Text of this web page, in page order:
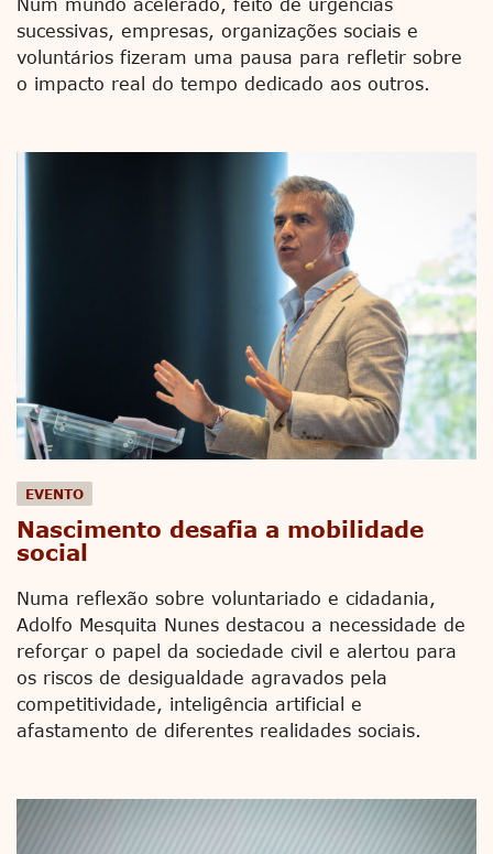
Num mundo acelerado, feito de urgências
sucessivas, empresas, organizações sociais e
voluntários fizeram uma pausa para refletir sobre
o impacto real do tempo dedicado aos outros.
EVENTO
Nascimento desafia a mobilidade
social
Numa reflexão sobre voluntariado e cidadania,
Adolfo Mesquita Nunes destacou a necessidade de
reforçar o papel da sociedade civil e alertou para
os riscos de desigualdade agravados pela
competitividade, inteligência artificial e
afastamento de diferentes realidades sociais.